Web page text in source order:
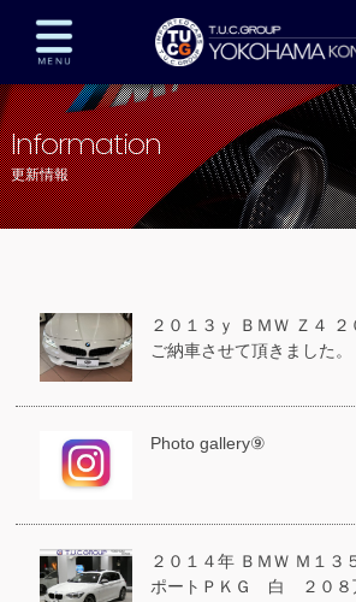
在庫車両情報 保証&サービス
TUCとは？ 店舗情報
全国納車 特別作業
プライバシーポリシー スタッフblog
Information
更新情報
２０１３ｙ ＢＭＷ Ｚ４
ご納車させて頂きました。
Photo gallery⑨
２０１４年 ＢＭＷ Ｍ１３
ポートＰＫＧ 白 ２０８